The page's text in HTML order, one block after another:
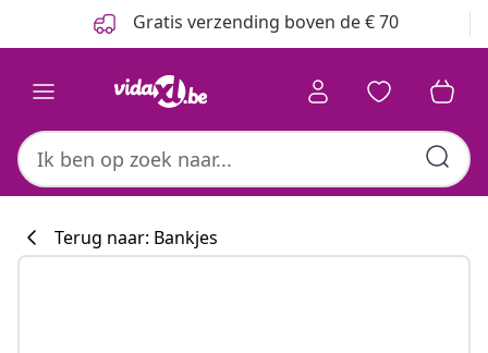
Gratis verzending boven de € 70
Terug naar: Bankjes